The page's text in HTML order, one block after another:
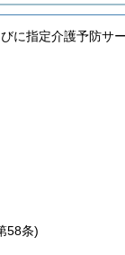
に指定介護予防サ
58条)